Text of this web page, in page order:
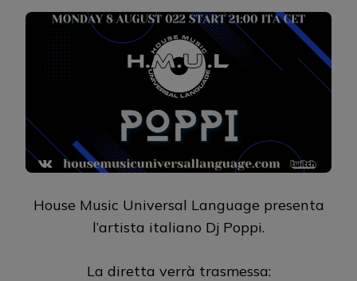
House Music Universal Language presenta
l’artista italiano Dj Poppi.
La diretta verrà trasmessa: